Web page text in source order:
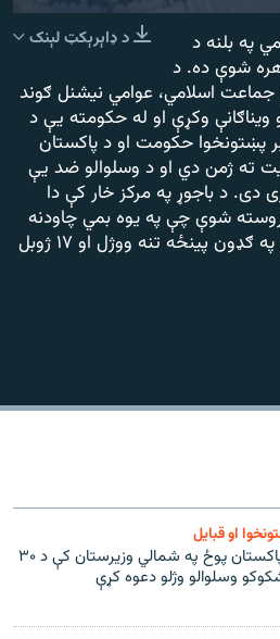
360p
480p
د ډاېرېکټ لېنک
په بلنه د
شوې ده. د
اسلامي، عوامي نیشنل ګوند
ویناګانې وکړې او له حکومته یې د
پښتونخوا حکومت او د پاکستان
ته ژمن دي او د وسلوالو ضد یې
دی. د باجوړ په مرکز خار کې دا
شوې چې په یوه بمي چاودنه
کې د ناوګۍ د انتظامي مشر په ګډون پینځه تنه ووژل او ۱۷ ژوبل
او قبایل
د پاکستان پوځ په شمالي وزیرستان کې د ۳۰
وسلوالو وژلو دعوه کړې